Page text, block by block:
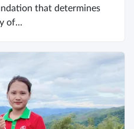
that determines
of...